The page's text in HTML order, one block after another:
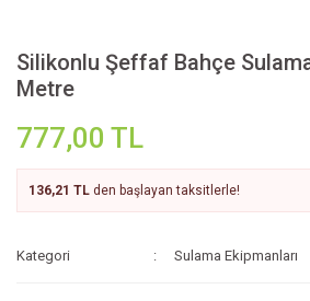
Silikonlu Şeffaf Bahçe
Metre
777,00 TL
136,21 TL den başlayan taksitlerle!
Kategori Sulama Ekipmanları